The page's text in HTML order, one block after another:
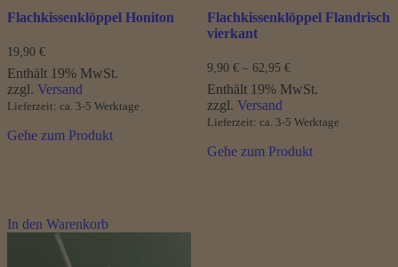
Flachkissenklöppel Honiton
19,90 €
Enthält 19% MwSt.
zzgl. Versand
Lieferzeit: ca. 3-5 Werktage
Gehe zum Produkt
Flachkissenklöppel Flandrisch
vierkant
9,90 € – 62,95 €Preisspanne:
bis
Enthält 19% MwSt.
zzgl. Versand
Lieferzeit: ca. 3-5 Werktage
Gehe zum Produkt
In den Warenkorb